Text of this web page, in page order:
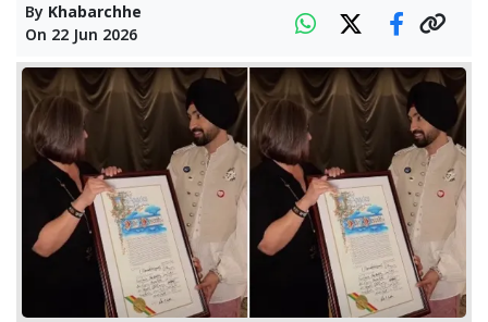
By Khabarchhe
On 22 Jun 2026